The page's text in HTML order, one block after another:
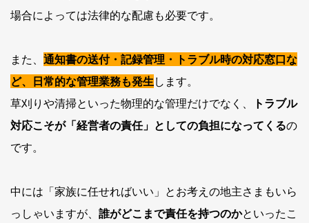
場合によっては法律的な配慮も必要です。
また、 通知書の送付・記録管理・トラブル時の対応窓口な
ど、日常的な管理業務も発生 します。
草刈りや清掃といった物理的な管理だけでなく、
トラブル
対応こそが「経営者の責任」としての負担になってくるの
です。
中には「家族に任せればいい」とお考えの地主さまもいら
っしゃいますが、 誰がどこまで責任を持つのかといったこ